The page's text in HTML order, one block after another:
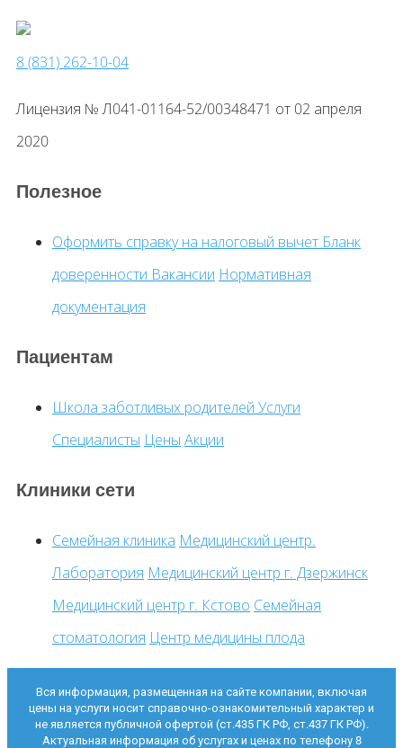
8 (831) 262-10-04
Лицензия № Л041-01164-52/00348471 от 02 апреля
2020
Полезное
Оформить справку на налоговый вычет Бланк
доверенности Вакансии Нормативная
документация
Пациентам
Школа заботливых родителей Услуги
Специалисты Цены Акции
Клиники сети
Семейная клиника Медицинский центр.
Лаборатория Медицинский центр г. Дзержинск
Медицинский центр г. Кстово Семейная
стоматология Центр медицины плода
Вся информация, размещенная на сайте компании, включая
цены на услуги носит справочно-ознакомительный характер и
не является публичной офертой (ст.435 ГК РФ, ст.437 ГК РФ).
Актуальная информация об услугах и ценах по телефону 8